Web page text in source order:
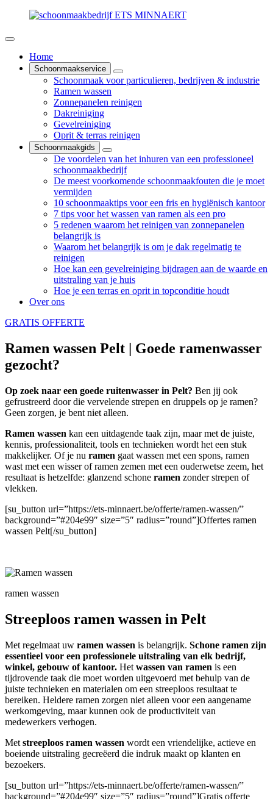
Home
Schoonmaakservice
Schoonmaak voor particulieren, bedrijven & industrie
Ramen wassen
Zonnepanelen reinigen
Dakreiniging
Gevelreiniging
Oprit & terras reinigen
Schoonmaakgids
De voordelen van het inhuren van een professioneel
schoonmaakbedrijf
De meest voorkomende schoonmaakfouten die je moet
vermijden
10 schoonmaaktips voor een fris en hygiënisch kantoor
7 tips voor het wassen van ramen als een pro
5 redenen waarom het reinigen van zonnepanelen
belangrijk is
Waarom het belangrijk is om je dak regelmatig te
reinigen
Hoe kan een gevelreiniging bijdragen aan de waarde en
uitstraling van je huis
Hoe je een terras en oprit in topconditie houdt
Over ons
GRATIS OFFERTE
Ramen wassen Pelt | Goede ramenwasser
gezocht?
Op zoek naar een goede ruitenwasser in Pelt? Ben jij ook
gefrustreerd door die vervelende strepen en druppels op je ramen?
Geen zorgen, je bent niet alleen.
Ramen wassen kan een uitdagende taak zijn, maar met de juiste,
kennis, professionaliteit, tools en technieken wordt het een stuk
makkelijker. Of je nu ramen gaat wassen met een spons, ramen
wast met een wisser of ramen zemen met een ouderwetse zeem, het
resultaat is hetzelfde: glanzend schone ramen zonder strepen of
vlekken.
[su_button url=”https://ets-minnaert.be/offerte/ramen-wassen/”
background=”#204e99″ size=”5″ radius=”round”]Offertes ramen
wassen Pelt[/su_button]
ramen wassen
Streeploos ramen wassen in Pelt
Met regelmaat uw ramen wassen is belangrijk. Schone ramen zijn
essentieel voor een professionele uitstraling van elk bedrijf,
winkel, gebouw of kantoor. Het wassen van ramen is een
tijdrovende taak die moet worden uitgevoerd met behulp van de
juiste technieken en materialen om een streeploos resultaat te
bereiken. Heldere ramen zorgen niet alleen voor een aangename
werkomgeving, maar kunnen ook de productiviteit van
medewerkers verhogen.
Met streeploos ramen wassen wordt een vriendelijke, actieve en
boeiende uitstraling gecreëerd die indruk maakt op klanten en
bezoekers.
[su_button url=”https://ets-minnaert.be/offerte/ramen-wassen/”
background=”#204e99″ size=”5″ radius=”round”]Gratis offerte